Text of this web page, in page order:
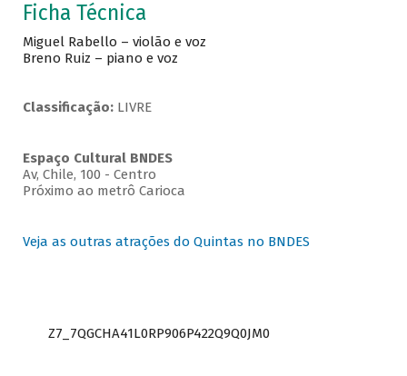
Ficha Técnica
Miguel Rabello – violão e voz
Breno Ruiz – piano e voz
Classificação: LIVRE
Espaço Cultural BNDES
Av, Chile, 100 - Centro
Próximo ao metrô Carioca
Veja as outras atrações do Quintas no BNDES
Z7_7QGCHA41L0RP906P422Q9Q0JM0